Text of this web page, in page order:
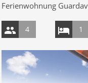
Ferienwohnung
4 1